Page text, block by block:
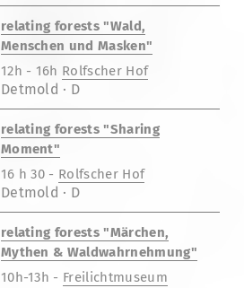
relating forests "Wald,
Menschen und Masken"
12h - 16h Rolfscher Hof
Detmold · D
relating forests "Sharing
Moment"
16 h 30 - Rolfscher Hof
Detmold · D
relating forests "Märchen,
Mythen & Waldwahrnehmung"
10h-13h - Freilichtmuseum